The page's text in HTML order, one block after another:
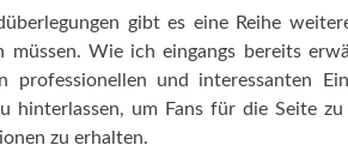
gibt es eine Reihe
müssen. Wie ich eingangs bereits
professionellen und interessanten
hinterlassen, um Fans für die Seite
zu erhalten.